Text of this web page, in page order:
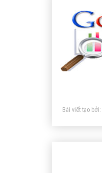
Bài viết tạo bởi: